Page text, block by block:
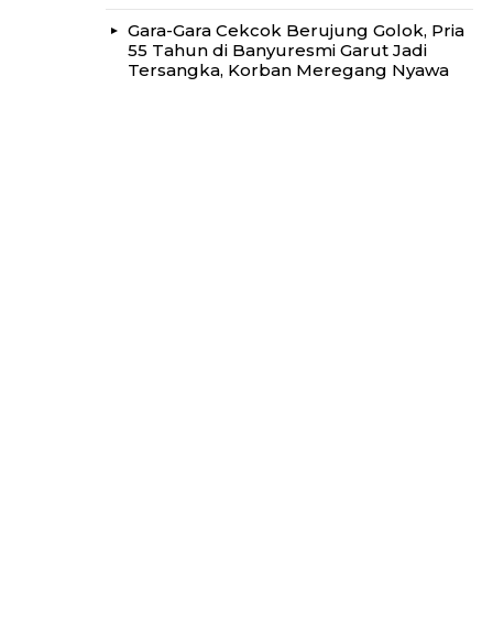
Gara-Gara Cekcok Berujung Golok, Pria
55 Tahun di Banyuresmi Garut Jadi
Tersangka, Korban Meregang Nyawa